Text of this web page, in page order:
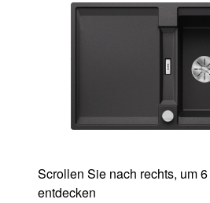
Scrollen Sie nach rechts, um
entdecken